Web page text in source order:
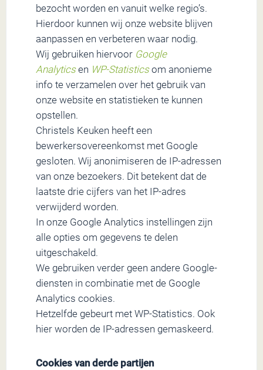
bezocht worden en vanuit welke regio’s.
Hierdoor kunnen wij onze website blijven
aanpassen en verbeteren waar nodig.
Wij gebruiken hiervoor Google
Analyticsen WP-Statisticsom anonieme
info te verzamelen over het gebruik van
onze website en statistieken te kunnen
opstellen.
Christels Keuken heeft een
bewerkersovereenkomst met Google
gesloten. Wij anonimiseren de IP-adressen
van onze bezoekers. Dit betekent dat de
laatste drie cijfers van het IP-adres
verwijderd worden.
In onze Google Analytics instellingen zijn
alle opties om gegevens te delen
uitgeschakeld.
We gebruiken verder geen andere Google-
diensten in combinatie met de Google
Analytics cookies.
Hetzelfde gebeurt met WP-Statistics. Ook
hier worden de IP-adressen gemaskeerd.
Cookies van derde partijen